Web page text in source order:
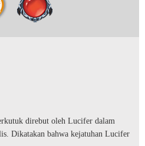
direbut oleh Lucifer dalam
Dikatakan bahwa kejatuhan Lucifer